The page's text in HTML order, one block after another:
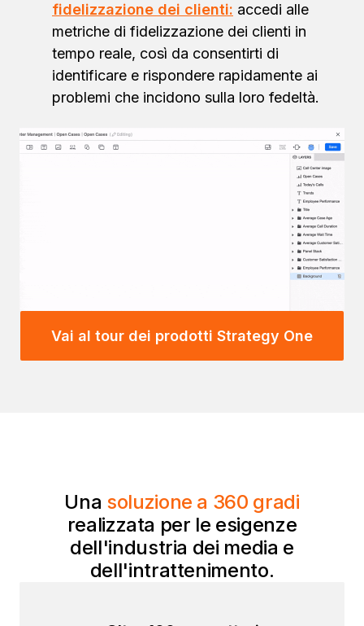
fidelizzazione dei clienti: accedi alle
metriche di fidelizzazione dei clienti in
tempo reale, così da consentirti di
identificare e rispondere rapidamente ai
problemi che incidono sulla loro fedeltà.
Vai al tour dei prodotti Strategy One
Una soluzione a 360 gradi
realizzata per le esigenze
dell'industria dei media e
dell'intrattenimento.